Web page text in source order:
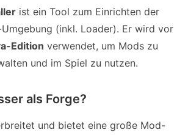
ist ein Tool zum Einrichten der
(inkl. Loader). Er wird vor
Edition verwendet, um Mods zu
und im Spiel zu nutzen.
als Forge?
und bietet eine große Mod-